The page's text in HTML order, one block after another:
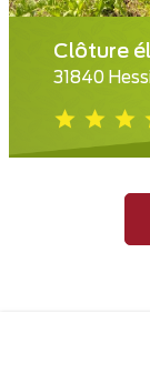
Clôture
31840